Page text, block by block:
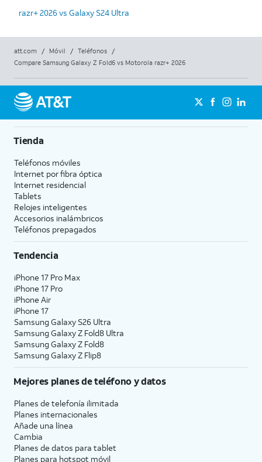
razr+ 2026 vs Galaxy S24 Ultra
att.com / Móvil / Teléfonos
/
Compare Samsung Galaxy Z Fold6 vs Motorola razr+ 2026
Tienda
Teléfonos móviles
Internet por fibra óptica
Internet residencial
Tablets
Relojes inteligentes
Accesorios inalámbricos
Teléfonos prepagados
Tendencia
iPhone 17 Pro Max
iPhone 17 Pro
iPhone Air
iPhone 17
Samsung Galaxy S26 Ultra
Samsung Galaxy Z Fold8 Ultra
Samsung Galaxy Z Fold8
Samsung Galaxy Z Flip8
Mejores planes de teléfono y datos
Planes de telefonía ilimitada
Planes internacionales
Añade una línea
Cambia
Planes de datos para tablet
Planes para hotspot móvil